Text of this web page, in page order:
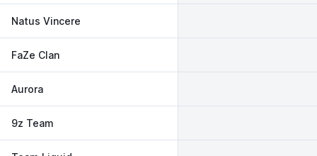
Natus Vincere
FaZe Clan
Aurora
9z Team